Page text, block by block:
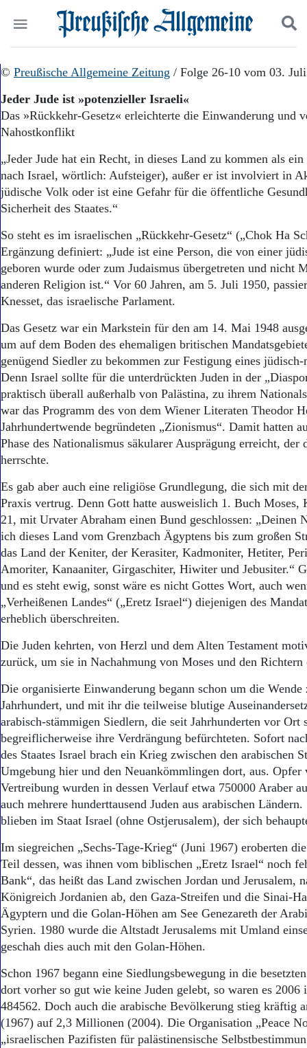
Start
Wer wir sind
Aktuelle Ausgabe
Abonnenten-Login
Abonnent werden
Abo Prämien
Archiv
Mediadaten
Politik
Wirtschaft
Panorama
Geschichte
Ostpreußen
Pommern
Berlin-Brandenburg
Danzig und Westpreußen
Bücher
Kontakt
Impressum
Datenschutz
Suchen und finden
© Preußische Allgemeine Zeitung / Folge 26-10 vom 03.
Jeder Jude ist »potenzieller Israeli«
Das »Rückkehr-Gesetz« erleichterte die Einwanderung und
Nahostkonflikt
„Jeder Jude hat ein Recht, in dieses Land zu kommen als
nach Israel, wörtlich: Aufsteiger), außer er ist involviert in
jüdische Volk oder ist eine Gefahr für die öffentliche
Sicherheit des Staates.“
So steht es im israelischen „Rückkehr-Gesetz“ („Chok Ha
Ergänzung definiert: „Jude ist eine Person, die von einer
geboren wurde oder zum Judaismus übergetreten und nicht
anderen Religion ist.“ Vor 60 Jahren, am 5. Juli 1950,
Knesset, das israelische Parlament.
Das Gesetz war ein Markstein für den am 14. Mai 1948
um auf dem Boden des ehemaligen britischen
genügend Siedler zu bekommen zur Festigung eines jüdisch-
Denn Israel sollte für die unterdrückten Juden in der
praktisch überall außerhalb von Palästina, zu ihrem
war das Programm des von dem Wiener Literaten Theodor
Jahrhundertwende begründeten „Zionismus“. Damit hatten
Phase des Nationalismus säkularer Ausprägung erreicht, der
herrschte.
Es gab aber auch eine religiöse Grundlegung, die sich mit
Praxis vertrug. Denn Gott hatte ausweislich 1. Buch Moses,
21, mit Urvater Abraham einen Bund geschlossen: „Deinen
ich dieses Land vom Grenzbach Ägyptens bis zum großen
das Land der Keniter, der Kerasiter, Kadmoniter, Hetiter,
Amoriter, Kanaaniter, Girgaschiter, Hiwiter und Jebusiter.“
und es steht ewig, sonst wäre es nicht Gottes Wort, auch
„Verheißenen Landes“ („Eretz Israel“) diejenigen des
erheblich überschreiten.
Die Juden kehrten, von Herzl und dem Alten Testament
zurück, um sie in Nachahmung von Moses und den Richtern
Die organisierte Einwanderung begann schon um die Wende
Jahrhundert, und mit ihr die teilweise blutige
arabisch-stämmigen Siedlern, die seit Jahrhunderten vor Ort
begreiflicherweise ihre Verdrängung befürchteten. Sofort
des Staates Israel brach ein Krieg zwischen den arabischen
Umgebung hier und den Neuankömmlingen dort, aus. Opfer
Vertreibung wurden in dessen Verlauf etwa 750000 Araber
auch mehrere hunderttausend Juden aus arabischen
blieben im Staat Israel (ohne Ostjerusalem), der sich
Im siegreichen „Sechs-Tage-Krieg“ (Juni 1967) eroberten
Teil dessen, was ihnen vom biblischen „Eretz Israel“ noch
Bank“, das heißt das Land zwischen Jordan und Jerusalem,
Königreich Jordanien ab, den Gaza-Streifen und die Sinai-
Ägyptern und die Golan-Höhen am See Genezareth der
Syrien. 1980 wurde die Altstadt Jerusalems mit Umland
geschah dies auch mit den Golan-Höhen.
Schon 1967 begann eine Siedlungsbewegung in die
dort vorher so gut wie keine Juden gelebt, so waren es 2006
484562. Doch auch die arabische Bevölkerung stieg kräftig
(1967) auf 2,3 Millionen (2004). Die Organisation „Peace
„israelischen Pazifisten für palästinensische